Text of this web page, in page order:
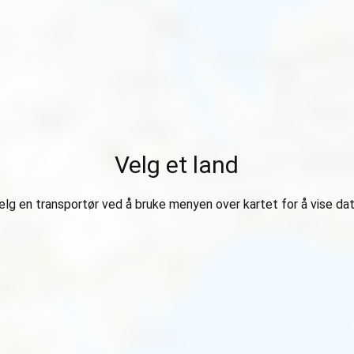
Velg et land
en transportør ved å bruke menyen over kartet for å vise